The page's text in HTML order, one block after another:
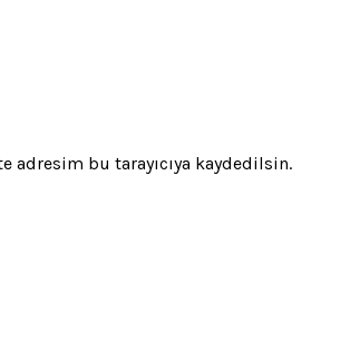
adresim bu tarayıcıya kaydedilsin.